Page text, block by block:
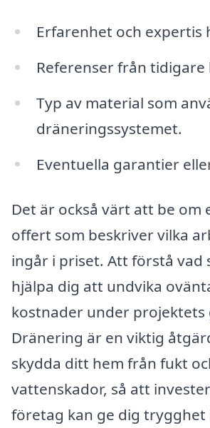
Erfarenhet och expertis
Referenser från tidigare
Typ av material som
dräneringssystemet.
Eventuella garantier
Det är också värt att be om
offert som beskriver vilka
ingår i priset. Att förstå vad
hjälpa dig att undvika
kostnader under projektets
Dränering är en viktig
skydda ditt hem från fukt
vattenskador, så att
företag kan ge dig trygghet